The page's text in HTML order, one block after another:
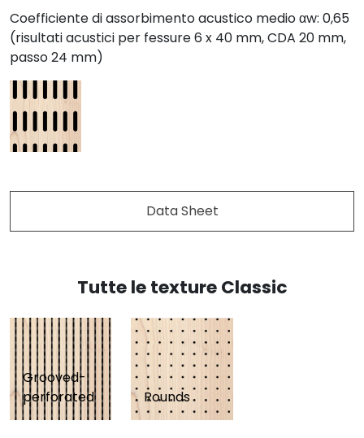
Coefficiente di assorbimento acustico medio αw: 0,65
(risultati acustici per fessure 6 x 40 mm, CDA 20 mm,
passo 24 mm)
Data Sheet
Tutte le texture Classic
Grooved-
perforated
Rounds